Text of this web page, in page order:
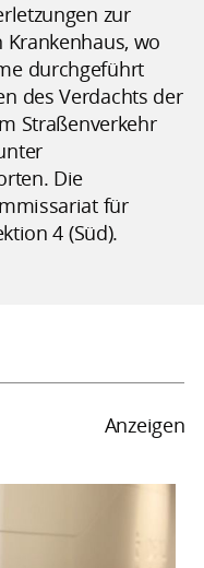
zur
wo
durchgeführt
des Verdachts der
Straßenverkehr
Die
für
4 (Süd).
Anzeigen